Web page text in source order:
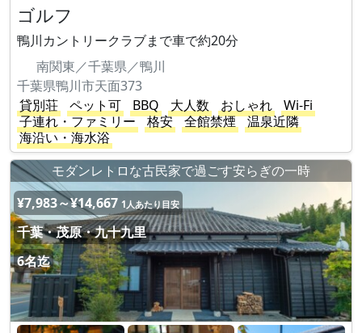
ゴルフ
鴨川カントリークラブまで車で約20分
南関東／千葉県／鴨川
千葉県鴨川市天面373
貸別荘
ペット可 BBQ 大人数 おしゃれ
Wi-Fi
子連れ・ファミリー
格安 全館禁煙
温泉近隣
海沿い・海水浴
モダンレトロな古民家で過ごす安らぎの一時
¥7,983～¥14,667 1人あたり目安
千葉・茂原・九十九里
6名迄